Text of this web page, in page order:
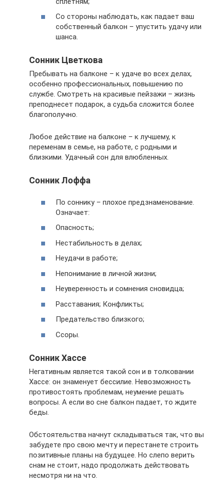
Со стороны наблюдать, как падает ваш
собственный балкон – упустить удачу или
шанса.
Сонник Цветкова
Пребывать на балконе – к удаче во всех делах,
особенно профессиональных, повышению по
службе. Смотреть на красивые пейзажи – жизнь
преподнесет подарок, а судьба сложится более
благополучно.
Любое действие на балконе – к лучшему, к
переменам в семье, на работе, с родными и
близкими. Удачный сон для влюбленных.
Сонник Лоффа
По соннику – плохое предзнаменование.
Означает:
Опасность;
Нестабильность в делах;
Неудачи в работе;
Непонимание в личной жизни;
Неуверенность и сомнения сновидца;
Расставания; Конфликты;
Предательство близкого;
Ссоры.
Сонник Хассе
Негативным является такой сон и в толковании
Хассе: он знаменует бессилие. Невозможность
противостоять проблемам, неумение решать
вопросы. А если во сне балкон падает, то ждите
беды.
Обстоятельства начнут складываться так, что вы
забудете про свою мечту и перестанете строить
позитивные планы на будущее. Но слепо верить
снам не стоит, надо продолжать действовать
несмотря ни на что.